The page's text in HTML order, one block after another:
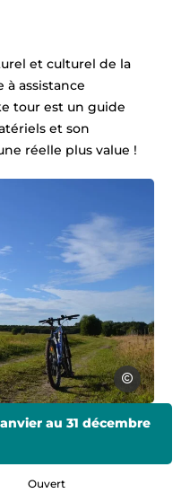
et culturel de la
assistance
tour est un guide
et son
réelle plus value !
au 31 décembre
Ouvert